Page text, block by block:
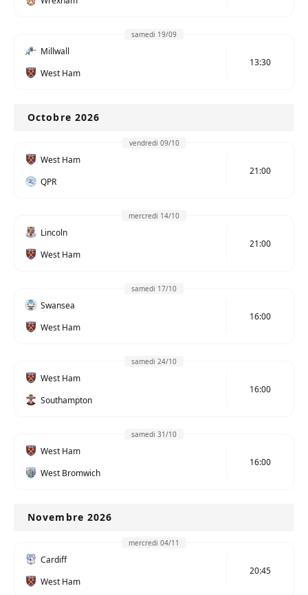
samedi 19/09
Millwall
West Ham
13:30
Octobre 2026
vendredi 09/10
West Ham
QPR
21:00
mercredi 14/10
Lincoln
West Ham
21:00
samedi 17/10
Swansea
West Ham
16:00
samedi 24/10
West Ham
Southampton
16:00
samedi 31/10
West Ham
West Bromwich
16:00
Novembre 2026
mercredi 04/11
Cardiff
West Ham
20:45